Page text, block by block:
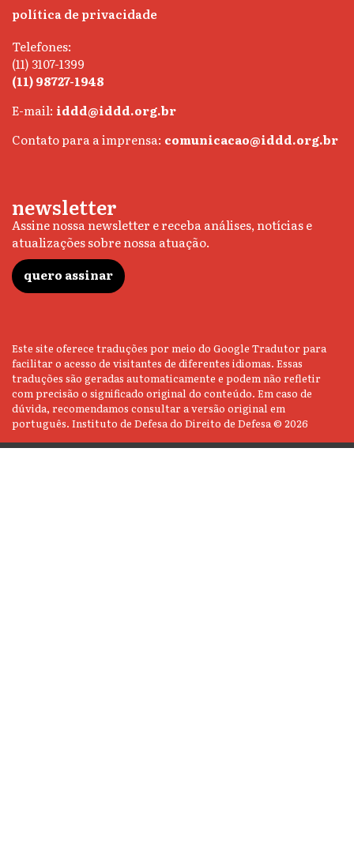
política de privacidade
Telefones:
(11) 3107-1399
(11) 98727-1948
E-mail: iddd@iddd.org.br
Contato para a imprensa: comunicacao@iddd.org.br
newsletter
Assine nossa newsletter e receba análises, notícias e
atualizações sobre nossa atuação.
quero assinar
Este site oferece traduções por meio do Google Tradutor para
facilitar o acesso de visitantes de diferentes idiomas. Essas
traduções são geradas automaticamente e podem não refletir
com precisão o significado original do conteúdo. Em caso de
dúvida, recomendamos consultar a versão original em
português. Instituto de Defesa do Direito de Defesa © 2026